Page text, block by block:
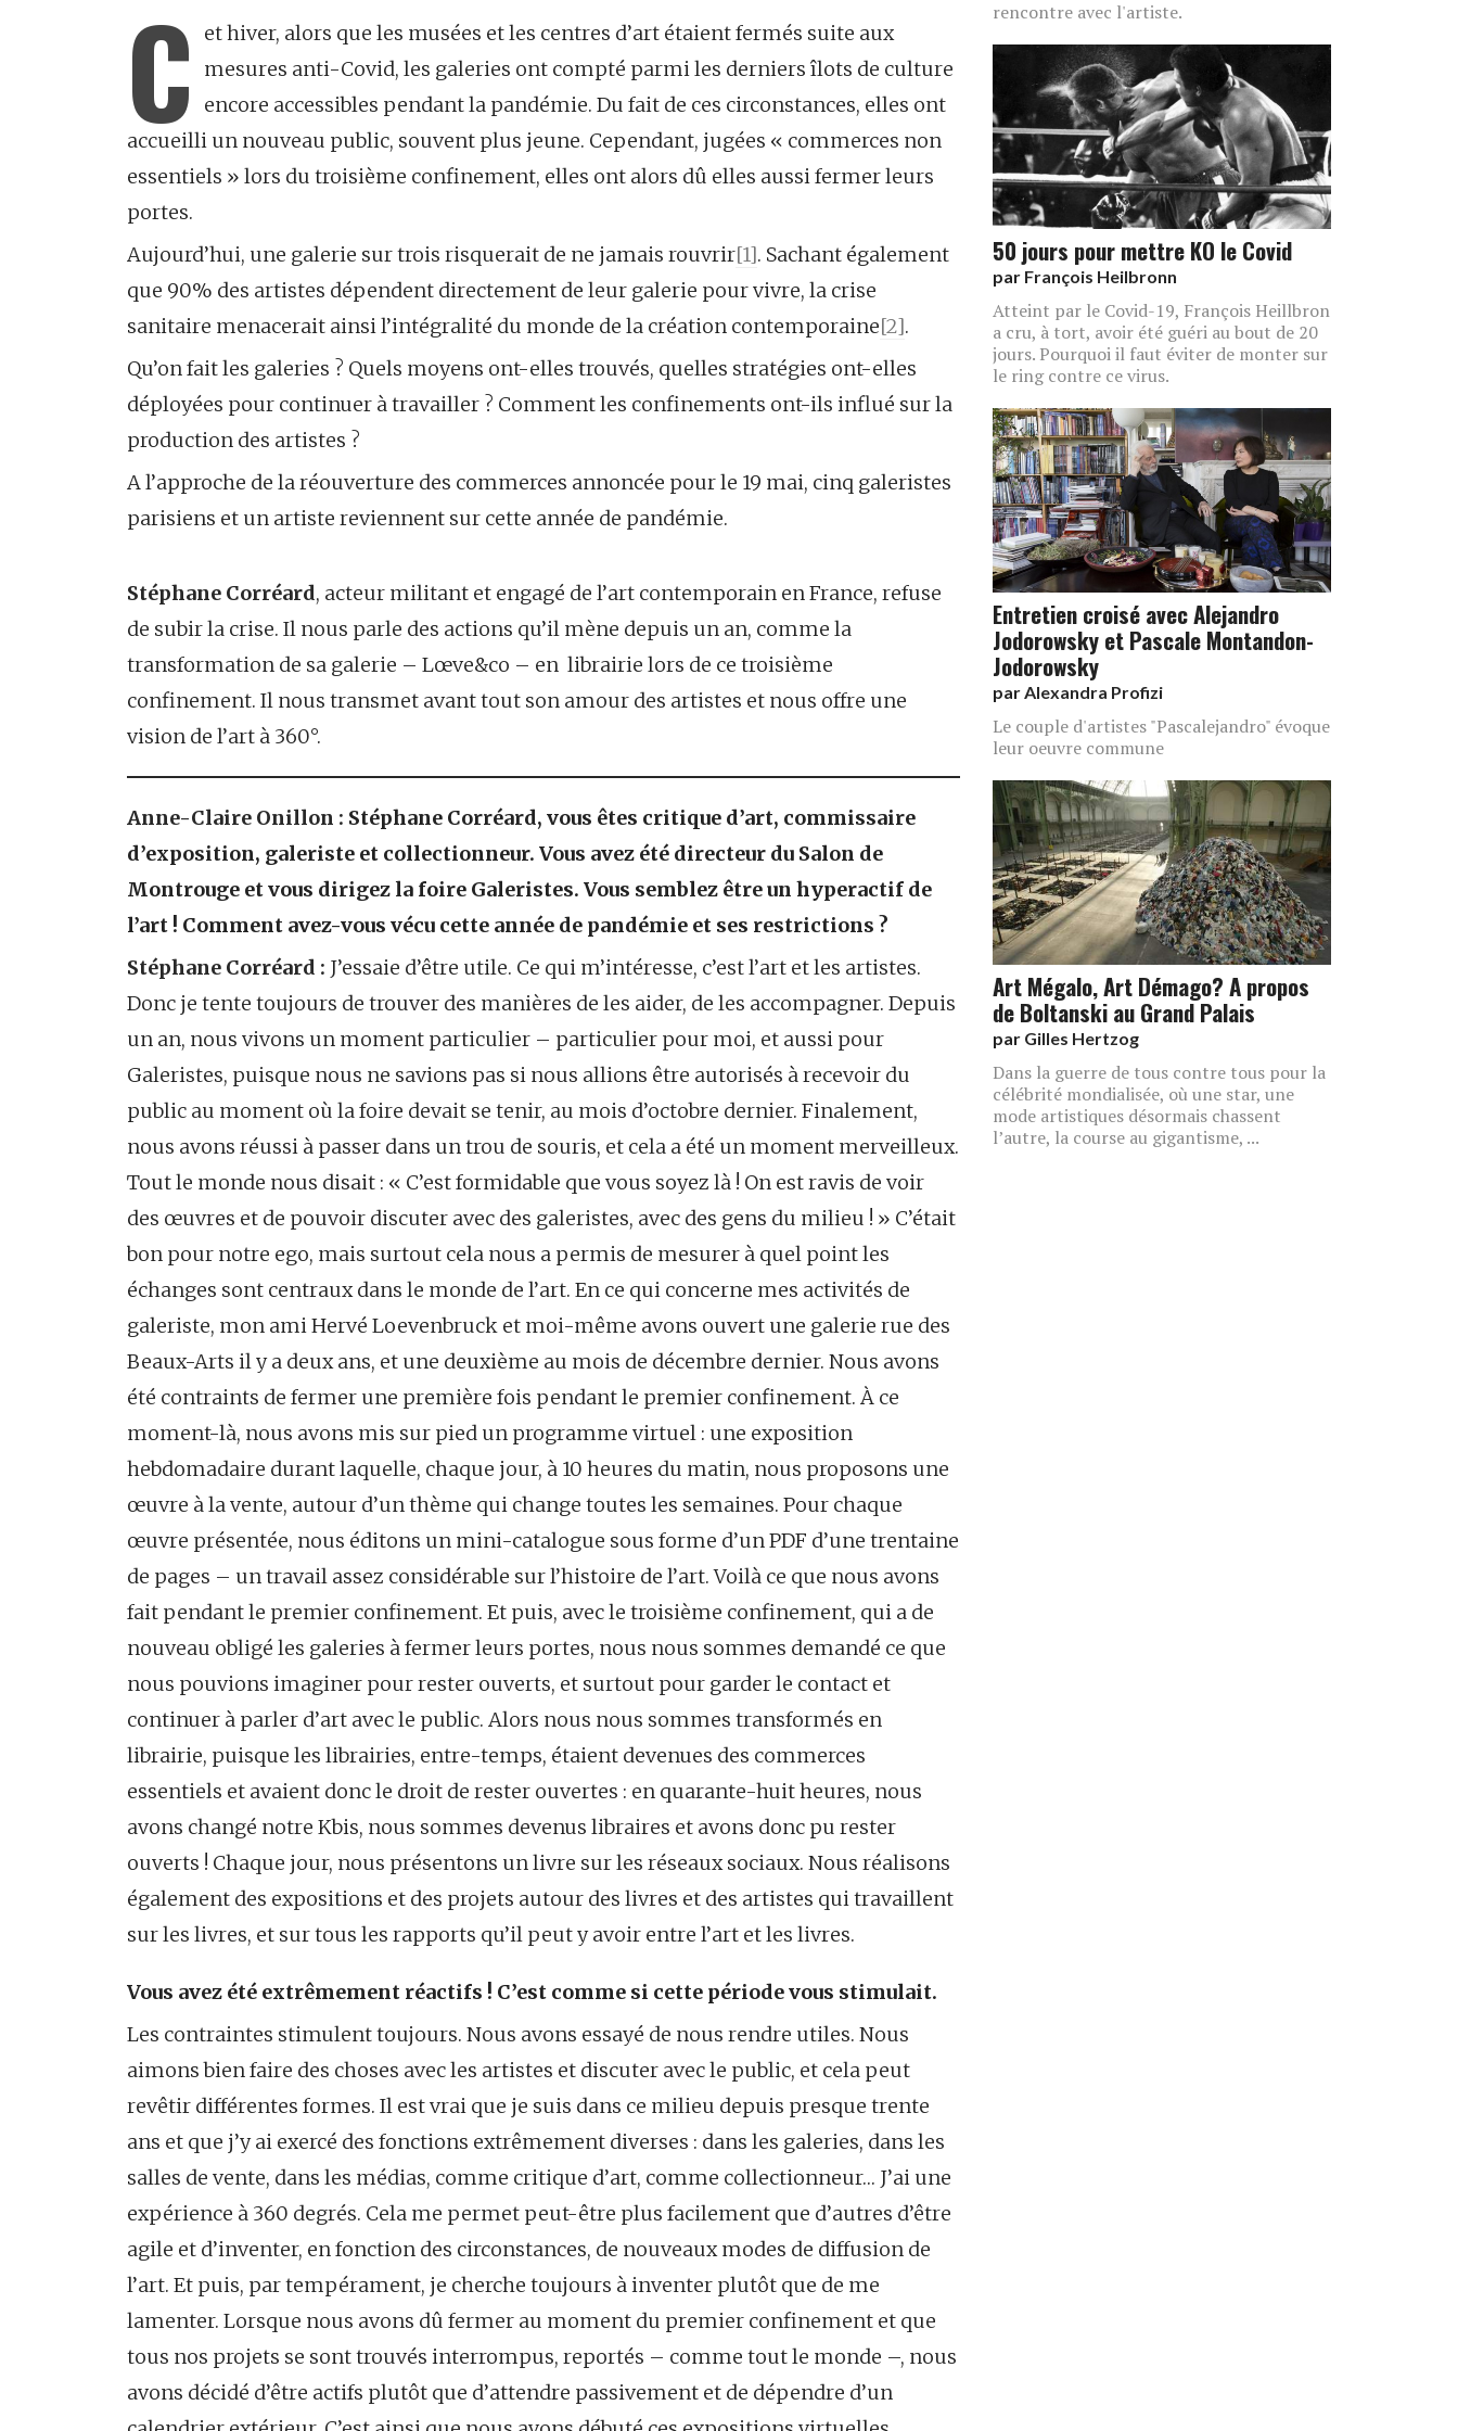
C
et hiver, alors que les musées et les centres d’art étaient fermés suite aux
mesures anti-Covid, les galeries ont compté parmi les derniers îlots de culture
encore accessibles pendant la pandémie. Du fait de ces circonstances, elles ont
accueilli un nouveau public, souvent plus jeune. Cependant, jugées « commerces non
essentiels » lors du troisième confinement, elles ont alors dû elles aussi fermer leurs
portes.
Aujourd’hui, une galerie sur trois risquerait de ne jamais rouvrir[1]. Sachant également
que 90% des artistes dépendent directement de leur galerie pour vivre, la crise
sanitaire menacerait ainsi l’intégralité du monde de la création contemporaine[2].
Qu’on fait les galeries ? Quels moyens ont-elles trouvés, quelles stratégies ont-elles
déployées pour continuer à travailler ? Comment les confinements ont-ils influé sur la
production des artistes ?
A l’approche de la réouverture des commerces annoncée pour le 19 mai, cinq galeristes
parisiens et un artiste reviennent sur cette année de pandémie.
Stéphane Corréard, acteur militant et engagé de l’art contemporain en France, refuse
de subir la crise. Il nous parle des actions qu’il mène depuis un an, comme la
transformation de sa galerie – Lœve&co – en librairie lors de ce troisième
confinement. Il nous transmet avant tout son amour des artistes et nous offre une
vision de l’art à 360°.
Anne-Claire Onillon : Stéphane Corréard, vous êtes critique d’art, commissaire
d’exposition, galeriste et collectionneur. Vous avez été directeur du Salon de
Montrouge et vous dirigez la foire Galeristes. Vous semblez être un hyperactif de
l’art ! Comment avez-vous vécu cette année de pandémie et ses restrictions ?
Stéphane Corréard : J’essaie d’être utile. Ce qui m’intéresse, c’est l’art et les artistes.
Donc je tente toujours de trouver des manières de les aider, de les accompagner. Depuis
un an, nous vivons un moment particulier – particulier pour moi, et aussi pour
Galeristes, puisque nous ne savions pas si nous allions être autorisés à recevoir du
public au moment où la foire devait se tenir, au mois d’octobre dernier. Finalement,
nous avons réussi à passer dans un trou de souris, et cela a été un moment merveilleux.
Tout le monde nous disait : « C’est formidable que vous soyez là ! On est ravis de voir
des œuvres et de pouvoir discuter avec des galeristes, avec des gens du milieu ! » C’était
bon pour notre ego, mais surtout cela nous a permis de mesurer à quel point les
échanges sont centraux dans le monde de l’art. En ce qui concerne mes activités de
galeriste, mon ami Hervé Loevenbruck et moi-même avons ouvert une galerie rue des
Beaux-Arts il y a deux ans, et une deuxième au mois de décembre dernier. Nous avons
été contraints de fermer une première fois pendant le premier confinement. À ce
moment-là, nous avons mis sur pied un programme virtuel : une exposition
hebdomadaire durant laquelle, chaque jour, à 10 heures du matin, nous proposons une
œuvre à la vente, autour d’un thème qui change toutes les semaines. Pour chaque
œuvre présentée, nous éditons un mini-catalogue sous forme d’un PDF d’une trentaine
de pages – un travail assez considérable sur l’histoire de l’art. Voilà ce que nous avons
fait pendant le premier confinement. Et puis, avec le troisième confinement, qui a de
nouveau obligé les galeries à fermer leurs portes, nous nous sommes demandé ce que
nous pouvions imaginer pour rester ouverts, et surtout pour garder le contact et
continuer à parler d’art avec le public. Alors nous nous sommes transformés en
librairie, puisque les librairies, entre-temps, étaient devenues des commerces
essentiels et avaient donc le droit de rester ouvertes : en quarante-huit heures, nous
avons changé notre Kbis, nous sommes devenus libraires et avons donc pu rester
ouverts ! Chaque jour, nous présentons un livre sur les réseaux sociaux. Nous réalisons
également des expositions et des projets autour des livres et des artistes qui travaillent
sur les livres, et sur tous les rapports qu’il peut y avoir entre l’art et les livres.
Vous avez été extrêmement réactifs ! C’est comme si cette période vous stimulait.
Les contraintes stimulent toujours. Nous avons essayé de nous rendre utiles. Nous
aimons bien faire des choses avec les artistes et discuter avec le public, et cela peut
revêtir différentes formes. Il est vrai que je suis dans ce milieu depuis presque trente
ans et que j’y ai exercé des fonctions extrêmement diverses : dans les galeries, dans les
salles de vente, dans les médias, comme critique d’art, comme collectionneur… J’ai une
expérience à 360 degrés. Cela me permet peut-être plus facilement que d’autres d’être
agile et d’inventer, en fonction des circonstances, de nouveaux modes de diffusion de
l’art. Et puis, par tempérament, je cherche toujours à inventer plutôt que de me
lamenter. Lorsque nous avons dû fermer au moment du premier confinement et que
tous nos projets se sont trouvés interrompus, reportés – comme tout le monde –, nous
avons décidé d’être actifs plutôt que d’attendre passivement et de dépendre d’un
rencontre avec l'artiste.
50 jours pour mettre KO le Covid
par François Heilbronn
Atteint par le Covid-19, François Heillbron
a cru, à tort, avoir été guéri au bout de 20
jours. Pourquoi il faut éviter de monter sur
le ring contre ce virus.
Entretien croisé avec Alejandro
Jodorowsky et Pascale Montandon-
Jodorowsky
parAlexandra Profizi
Le couple d'artistes "Pascalejandro" évoque
leur oeuvre commune
Art Mégalo, Art Démago? A propos
de Boltanski au Grand Palais
par Gilles Hertzog
Dans la guerre de tous contre tous pour la
célébrité mondialisée, où une star, une
mode artistiques désormais chassent
l’autre, la course au gigantisme, ...